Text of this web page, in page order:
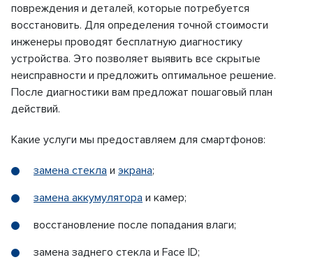
повреждения и деталей, которые потребуется
восстановить. Для определения точной стоимости
инженеры проводят бесплатную диагностику
устройства. Это позволяет выявить все скрытые
неисправности и предложить оптимальное решение.
После диагностики вам предложат пошаговый план
действий.
Какие услуги мы предоставляем для смартфонов:
замена стекла и экрана;
замена аккумулятора и камер;
восстановление после попадания влаги;
замена заднего стекла и Face ID;